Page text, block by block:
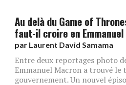
Au delà du Game of
faut-il croire en
par Laurent David Samama
Entre deux reportages photo
Emmanuel Macron a trouvé le
gouvernement. Un nouvel